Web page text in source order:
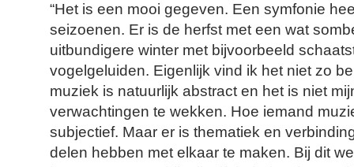
“Het is een mooi gegeven. Een symfonie
seizoenen. Er is de herfst met een wat
uitbundigere winter met bijvoorbeeld
vogelgeluiden. Eigenlijk vind ik het niet zo
muziek is natuurlijk abstract en het is niet
verwachtingen te wekken. Hoe iemand
subjectief. Maar er is thematiek en
delen hebben met elkaar te maken. Bij dit